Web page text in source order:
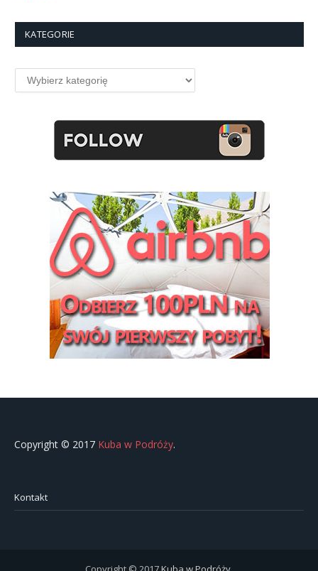
KATEGORIE
Kategorie
Copyright © 2017 Kuba w Podróży.
Kontakt